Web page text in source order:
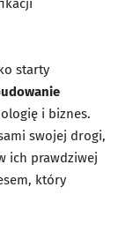
starty
i biznes.
swojej drogi,
ich prawdziwej
który